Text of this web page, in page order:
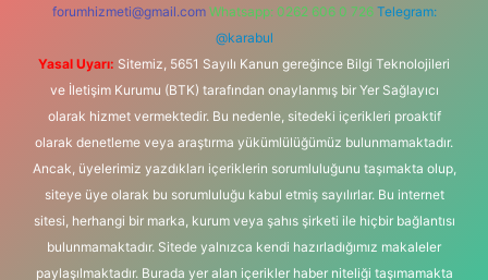
forumhizmeti@gmail.com Whatsapp: 0262 606 0 726 Telegram:
@karabul
Yasal Uyarı: Sitemiz, 5651 Sayılı Kanun gereğince Bilgi Teknolojileri
ve İletişim Kurumu (BTK) tarafından onaylanmış bir Yer Sağlayıcı
olarak hizmet vermektedir. Bu nedenle, sitedeki içerikleri proaktif
olarak denetleme veya araştırma yükümlülüğümüz bulunmamaktadır.
Ancak, üyelerimiz yazdıkları içeriklerin sorumluluğunu taşımakta olup,
siteye üye olarak bu sorumluluğu kabul etmiş sayılırlar. Bu internet
sitesi, herhangi bir marka, kurum veya şahıs şirketi ile hiçbir bağlantısı
bulunmamaktadır. Sitede yalnızca kendi hazırladığımız makaleler
paylaşılmaktadır. Burada yer alan içerikler haber niteliği taşımamakta